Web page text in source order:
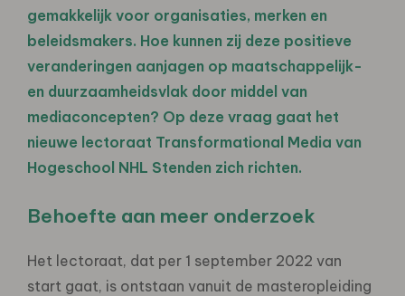
gemakkelijk voor organisaties, merken en
beleidsmakers. Hoe kunnen zij deze positieve
veranderingen aanjagen op maatschappelijk-
en duurzaamheidsvlak door middel van
mediaconcepten? Op deze vraag gaat het
nieuwe lectoraat Transformational Media van
Hogeschool NHL Stenden zich richten.
Behoefte aan meer onderzoek
Het lectoraat, dat per 1 september 2022 van
start gaat, is ontstaan vanuit de masteropleiding